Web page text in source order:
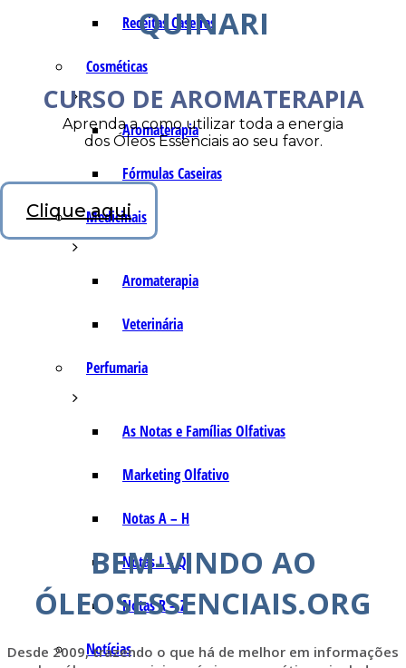
Receitas Caseiras
Cosméticas
Aromaterapia
Fórmulas Caseiras
Medicinais
Aromaterapia
Veterinária
Perfumaria
As Notas e Famílias Olfativas
Marketing Olfativo
Notas A – H
Notas I – Q
Notas R – Z
Notícias
QUINARI
CURSO DE AROMATERAPIA
Aprenda a como utilizar toda a energia
dos Óleos Essenciais ao seu favor.
Clique aqui
BEM-VINDO AO
ÓLEOSESSENCIAIS.ORG
Desde 2009, trazendo o que há de melhor em informações